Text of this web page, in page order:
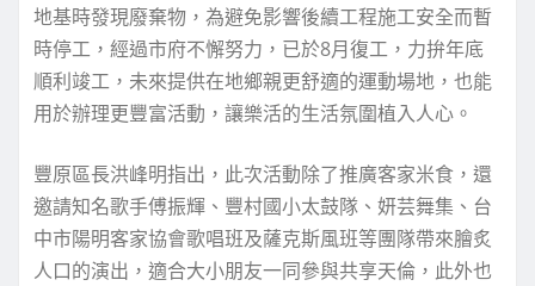
地基時發現廢棄物，為避免影響後續工程施工安全而暫
時停工，經過市府不懈努力，已於8月復工，力拚年底
順利竣工，未來提供在地鄉親更舒適的運動場地，也能
用於辦理更豐富活動，讓樂活的生活氛圍植入人心。
豐原區長洪峰明指出，此次活動除了推廣客家米食，還
邀請知名歌手傅振輝、豐村國小太鼓隊、妍芸舞集、台
中市陽明客家協會歌唱班及薩克斯風班等團隊帶來膾炙
人口的演出，適合大小朋友一同參與共享天倫，此外也